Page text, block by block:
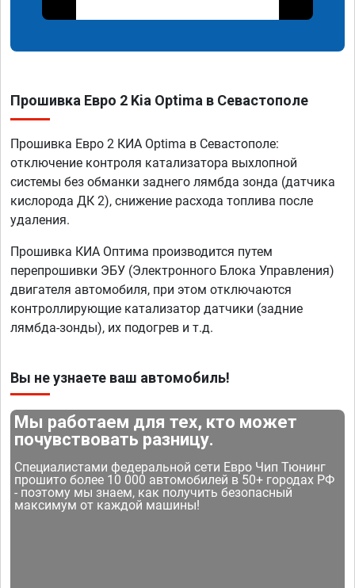
Прошивка Евро 2 Kia Optima в Севастополе
Прошивка Евро 2 КИА Optima в Севастополе:
отключение контроля катализатора выхлопной
системы без обманки заднего лямбда зонда (датчика
кислорода ДК 2), снижение расхода топлива после
удаления.
Прошивка КИА Оптима производится путем
перепрошивки ЭБУ (Электронного Блока Управления)
двигателя автомобиля, при этом отключаются
контроллирующие катализатор датчики (задние
лямбда-зонды), их подогрев и т.д.
Вы не узнаете ваш автомобиль!
Мы работаем для тех, кто может
почувствовать разницу.
Специалистами федеральной сети Евро Чип Тюнинг
прошито более 10 000 автомобилей в 50+ городах РФ
- поэтому мы знаем, как получить безопасный
максимум от каждой машины!